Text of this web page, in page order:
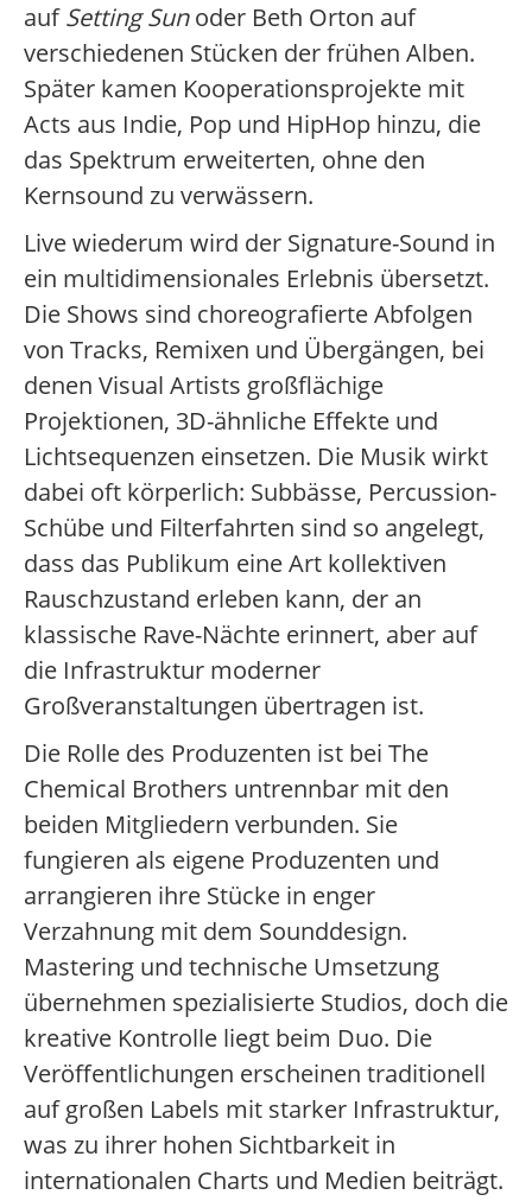
aufSetting Sunoder Beth Orton auf
verschiedenen Stücken der frühen Alben.
Später kamen Kooperationsprojekte mit
Acts aus Indie, Pop und HipHop hinzu, die
das Spektrum erweiterten, ohne den
Kernsound zu verwässern.
Live wiederum wird der Signature-Sound in
ein multidimensionales Erlebnis übersetzt.
Die Shows sind choreografierte Abfolgen
von Tracks, Remixen und Übergängen, bei
denen Visual Artists großflächige
Projektionen, 3D-ähnliche Effekte und
Lichtsequenzen einsetzen. Die Musik wirkt
dabei oft körperlich: Subbässe, Percussion-
Schübe und Filterfahrten sind so angelegt,
dass das Publikum eine Art kollektiven
Rauschzustand erleben kann, der an
klassische Rave-Nächte erinnert, aber auf
die Infrastruktur moderner
Großveranstaltungen übertragen ist.
Die Rolle des Produzenten ist bei The
Chemical Brothers untrennbar mit den
beiden Mitgliedern verbunden. Sie
fungieren als eigene Produzenten und
arrangieren ihre Stücke in enger
Verzahnung mit dem Sounddesign.
Mastering und technische Umsetzung
übernehmen spezialisierte Studios, doch die
kreative Kontrolle liegt beim Duo. Die
Veröffentlichungen erscheinen traditionell
auf großen Labels mit starker Infrastruktur,
was zu ihrer hohen Sichtbarkeit in
internationalen Charts und Medien beiträgt.